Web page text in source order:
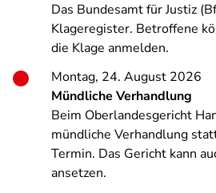
Das Bundesamt für Justiz
Klageregister. Betroffene
die Klage anmelden.
Montag, 24. August 2026
Mündliche Verhandlung
Beim Oberlandesgericht
mündliche Verhandlung
Termin. Das Gericht kann
ansetzen.